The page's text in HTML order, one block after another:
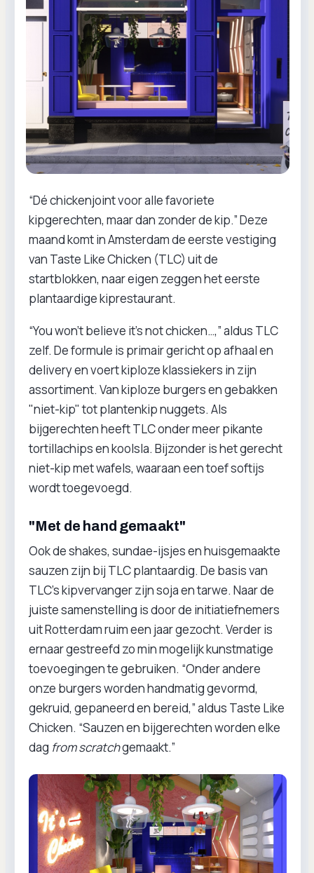
“Dé chickenjoint voor alle favoriete
kipgerechten, maar dan zonder de kip.” Deze
maand komt in Amsterdam de eerste vestiging
van Taste Like Chicken (TLC) uit de
startblokken, naar eigen zeggen het eerste
plantaardige kiprestaurant.
“You won’t believe it’s not chicken…,” aldus TLC
zelf. De formule is primair gericht op afhaal en
delivery en voert kiploze klassiekers in zijn
assortiment. Van kiploze burgers en gebakken
"niet-kip" tot plantenkip nuggets. Als
bijgerechten heeft TLC onder meer pikante
tortillachips en koolsla. Bijzonder is het gerecht
niet-kip met wafels, waaraan een toef softijs
wordt toegevoegd.
"Met de hand gemaakt"
Ook de shakes, sundae-ijsjes en huisgemaakte
sauzen zijn bij TLC plantaardig. De basis van
TLC’s kipvervanger zijn soja en tarwe. Naar de
juiste samenstelling is door de initiatiefnemers
uit Rotterdam ruim een jaar gezocht. Verder is
ernaar gestreefd zo min mogelijk kunstmatige
toevoegingen te gebruiken. “Onder andere
onze burgers worden handmatig gevormd,
gekruid, gepaneerd en bereid,” aldus Taste Like
Chicken. “Sauzen en bijgerechten worden elke
dag from scratchgemaakt.”